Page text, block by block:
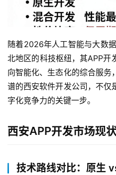
随着2026年人工智能与大数
北地区的科技枢纽，其APP开
向智能化、生态化的综合服务
谱的西安软件开发公司，不仅
字化竞争力的关键一步。
西安APP开发市场现
技术路线对比：原生